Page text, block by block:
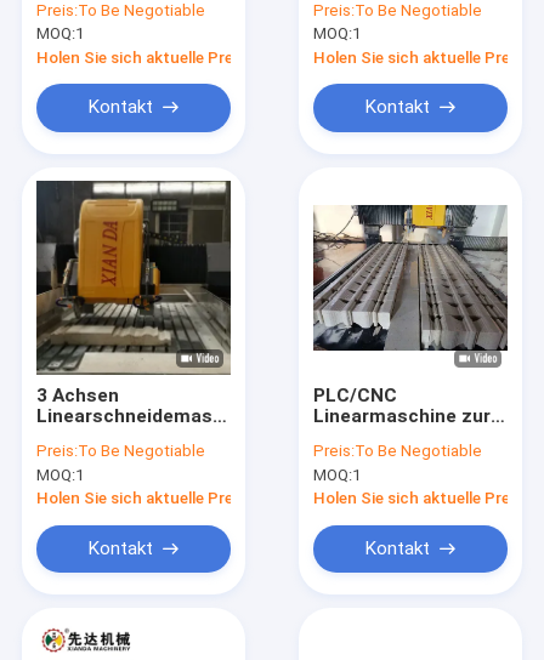
Linearschneiden und
Fräsen
Preis:To Be Negotiable
MOQ:1
Holen Sie sich aktuelle Preis
Kontakt
Preis:To Be Negotiable
MOQ:1
Holen Sie sich aktuelle Preis
Kontakt
3 Achsen
Linearschneidemaschine
automatische
Bedienung
Maschinen für Stein
Preis:To Be Negotiable
MOQ:1
Holen Sie sich aktuelle Preis
Kontakt
PLC/CNC
Linearmaschine zur
Portandstrukturen
für Balustraden,
Grabsteine
Preis:To Be Negotiable
MOQ:1
Holen Sie sich aktuelle Preis
Kontakt